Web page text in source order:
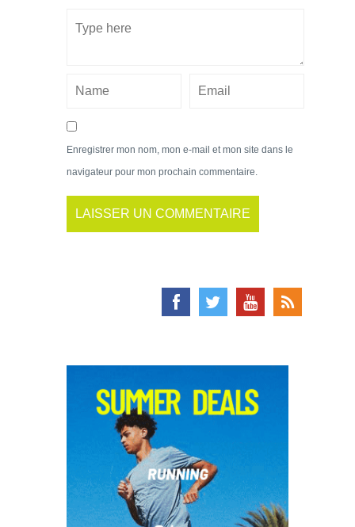
Enregistrer mon nom, mon e-mail et mon site dans le
navigateur pour mon prochain commentaire.